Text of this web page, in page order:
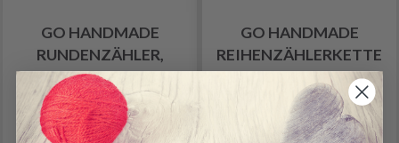
GO HANDMADE
RUNDENZÄHLER,
ANTIK, 10 RING
12.30 €17.55 €
GO HANDMADE
REIHENZÄHLERKETTE
AUS HOLZ, ZAHLEN 1-
10
9.25 €13.25 €